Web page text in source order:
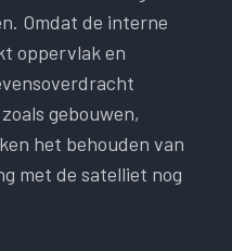
Omdat de interne
oppervlak en
gebouwen,
het behouden van
met de satelliet nog